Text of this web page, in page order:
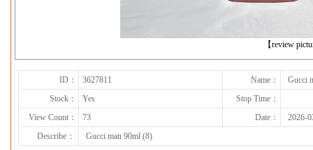
【review
下一张
ID： 3627811 Name：
Gucci
Stock：
Yes
Stop Time：
View Count：
73 Date：
2026-
Describe：
Gucci man 90ml (8)